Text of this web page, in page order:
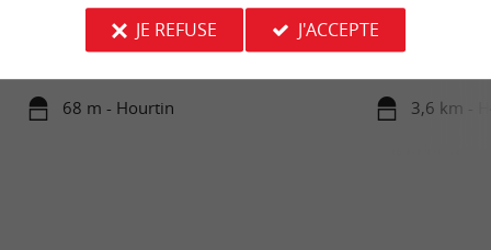
C'est la seconde plage qui se trouve sur le lac
d'Hourtin; Elle est vraiment belle et agréable,
68 m - Hourtin
Le Lac d'Hourtin
car il y a peu de
3,6 km -
JE REFUSE
J'ACCEPTE